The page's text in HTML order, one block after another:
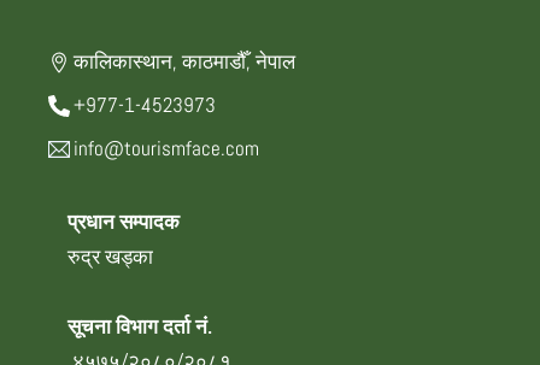
कालिकास्थान, काठमाडौँ, नेपाल
+977-1-4523973
info@tourismface.com
प्रधान सम्पादक
रुद्र खड्का
सूचना विभाग दर्ता नं.